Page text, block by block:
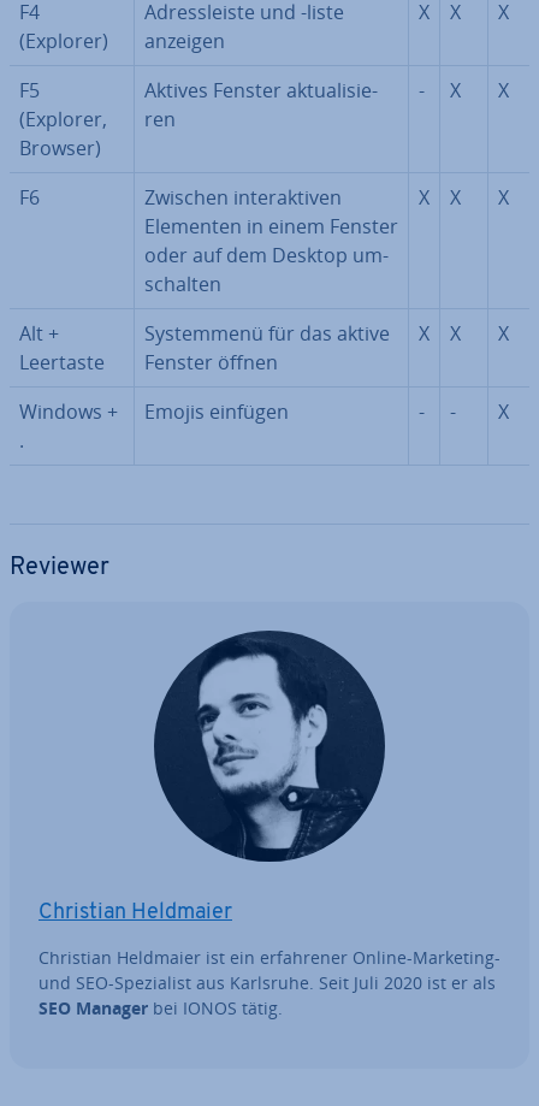
F4
(Explorer)
Adress­leis­te und -liste
anzeigen
X X X
F5
(Explorer,
Browser)
Aktives Fenster ak­tua­li­sie­
ren
- X X
F6
Zwischen in­ter­ak­ti­ven
Elementen in einem Fenster
oder auf dem Desktop um­
schal­ten
X X X
Alt +
Leertaste
Sys­tem­me­nü für das aktive
Fenster öffnen
X X X
Windows +
.
Emojis einfügen - - X
Reviewer
Christian Heldmaier
Christian Heldmaier ist ein er­fah­re­ner Online-Marketing-
und SEO-Spe­zia­list aus Karlsruhe. Seit Juli 2020 ist er als
SEO Manager bei IONOS tätig.